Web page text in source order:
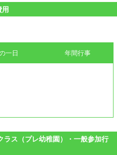
一日 年間行事
ラス（プレ幼稚園）・一般参加行